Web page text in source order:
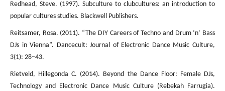
Redhead, Steve. (1997). Subculture to clubcultures: an introduction to
popular cultures studies. Blackwell Publishers.
Reitsamer, Rosa. (2011). “The DIY Careers of Techno and Drum ‘n’ Bass
DJs in Vienna”. Dancecult: Journal of Electronic Dance Music Culture,
3(1): 28–43.
Rietveld, Hillegonda C. (2014). Beyond the Dance Floor: Female DJs,
Technology and Electronic Dance Music Culture (Rebekah Farrugia).